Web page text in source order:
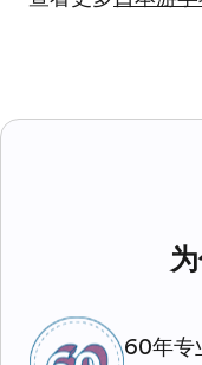
60年专